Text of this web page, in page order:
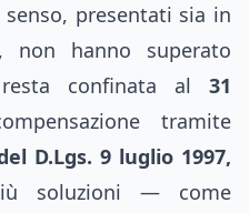
presentati sia in
non hanno superato
confinata al 31
tramite
D.Lgs. 9 luglio 1997,
soluzioni — come